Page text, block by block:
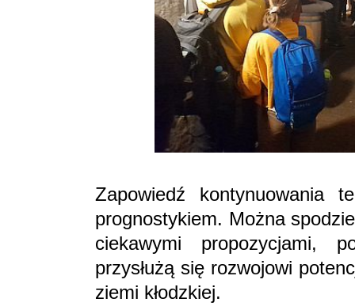
Zapowiedź kontynuowania
prognostykiem. Można
ciekawymi propozycjami,
przysłużą się rozwojowi
ziemi kłodzkiej.